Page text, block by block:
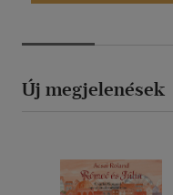
Új megjelenések